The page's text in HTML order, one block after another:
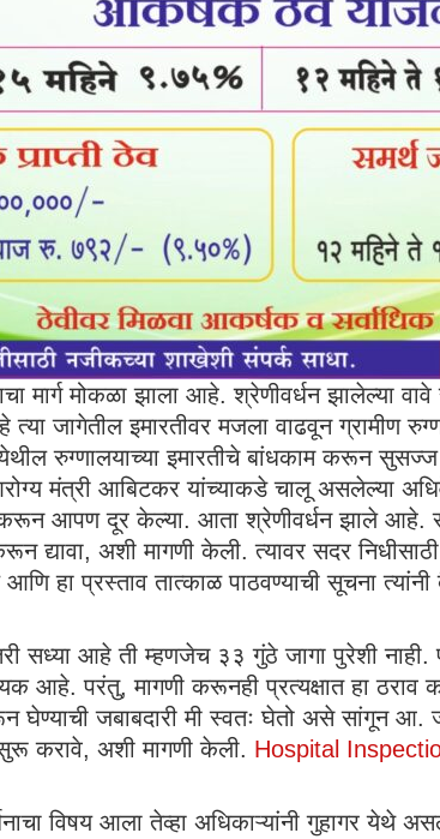
मार्ग मोकळा झाला आहे. श्रेणीवर्धन झालेल्या
त्या जागेतील इमारतीवर मजला वाढवून
येथील रुग्णालयाच्या इमारतीचे बांधकाम करून
मंत्री आबिटकर यांच्याकडे चालू असलेल्या
आपण दूर केल्या. आता श्रेणीवर्धन झाले आहे.
द्यावा, अशी मागणी केली. त्यावर सदर
प्रस्ताव तात्काळ पाठवण्याची सूचना त्यांनी
सध्या आहे ती म्हणजेच ३३ गुंठे जागा पुरेशी
आहे. परंतु, मागणी करूनही प्रत्यक्षात हा ठराव
जबाबदारी मी स्वतः घेतो असे सांगून आ.
करावे, अशी मागणी केली. Hospital
विषय आला तेव्हा अधिकाऱ्यांनी गुहागर येथे